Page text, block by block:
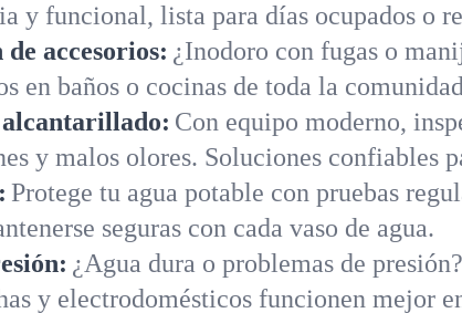
y funcional, lista para días ocupados o
accesorios: ¿Inodoro con fugas o
en baños o cocinas de toda la
alcantarillado: Con equipo moderno,
y malos olores. Soluciones confiables
Protege tu agua potable con pruebas
seguras con cada vaso de agua.
¿Agua dura o problemas de
y electrodomésticos funcionen mejor